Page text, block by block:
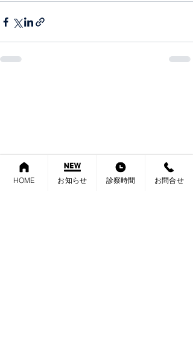
HOME お知らせ 診察時間 お問合せ